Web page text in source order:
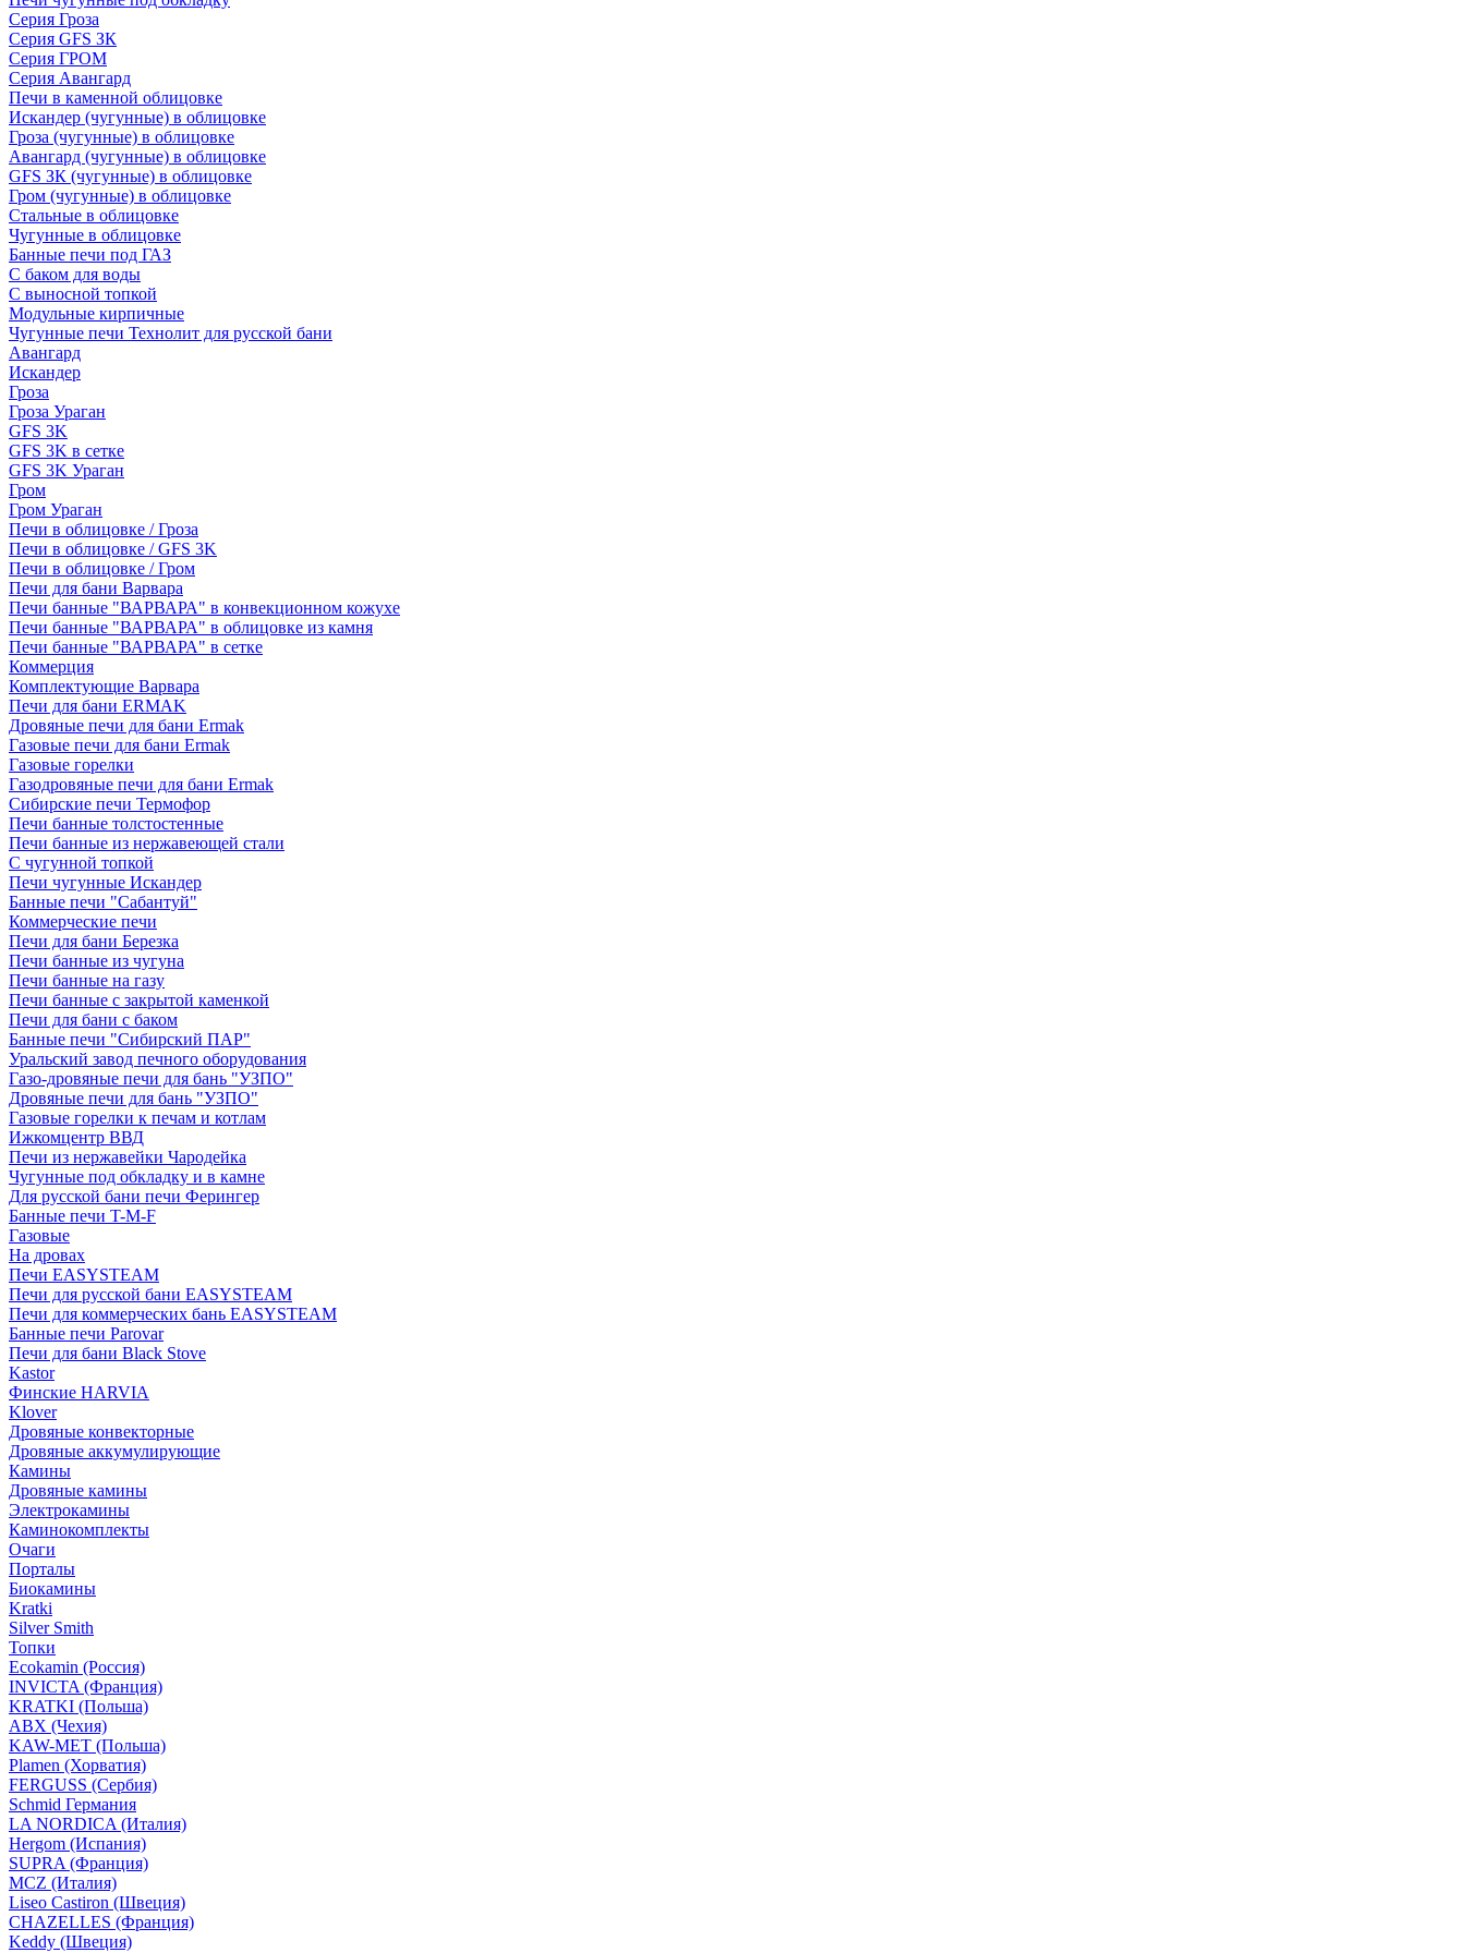
Серия Гроза
Серия GFS ЗК
Серия ГРОМ
Серия Авангард
Печи в каменной облицовке
Искандер (чугунные) в облицовке
Гроза (чугунные) в облицовке
Авангард (чугунные) в облицовке
GFS ЗК (чугунные) в облицовке
Гром (чугунные) в облицовке
Стальные в облицовке
Чугунные в облицовке
Банные печи под ГАЗ
С баком для воды
С выносной топкой
Модульные кирпичные
Чугунные печи Технолит для русской бани
Авангард
Искандер
Гроза
Гроза Ураган
GFS 3K
GFS 3K в сетке
GFS 3K Ураган
Гром
Гром Ураган
Печи в облицовке / Гроза
Печи в облицовке / GFS 3K
Печи в облицовке / Гром
Печи для бани Варвара
Печи банные "ВАРВАРА" в конвекционном кожухе
Печи банные "ВАРВАРА" в облицовке из камня
Печи банные "ВАРВАРА" в сетке
Коммерция
Комплектующие Варвара
Печи для бани ERMAK
Дровяные печи для бани Ermak
Газовые печи для бани Ermak
Газовые горелки
Газодровяные печи для бани Ermak
Сибирские печи Термофор
Печи банные толстостенные
Печи банные из нержавеющей стали
С чугунной топкой
Печи чугунные Искандер
Банные печи "Сабантуй"
Коммерческие печи
Печи для бани Березка
Печи банные из чугуна
Печи банные на газу
Печи банные с закрытой каменкой
Печи для бани с баком
Банные печи "Сибирский ПАР"
Уральский завод печного оборудования
Газо-дровяные печи для бань "УЗПО"
Дровяные печи для бань "УЗПО"
Газовые горелки к печам и котлам
Ижкомцентр ВВД
Печи из нержавейки Чародейка
Чугунные под обкладку и в камне
Для русской бани печи Ферингер
Банные печи T-M-F
Газовые
На дровах
Печи EASYSTEAM
Печи для русской бани EASYSTEAM
Печи для коммерческих бань EASYSTEAM
Банные печи Parovar
Печи для бани Black Stove
Kastor
Финские HARVIA
Klover
Дровяные конвекторные
Дровяные аккумулирующие
Камины
Дровяные камины
Электрокамины
Каминокомплекты
Очаги
Порталы
Биокамины
Kratki
Silver Smith
Топки
Ecokamin (Россия)
INVICTA (Франция)
KRATKI (Польша)
ABX (Чехия)
KAW-MET (Польша)
Plamen (Хорватия)
FERGUSS (Сербия)
Schmid Германия
LA NORDICA (Италия)
Hergom (Испания)
SUPRA (Франция)
MCZ (Италия)
Liseo Castiron (Швеция)
CHAZELLES (Франция)
Keddy (Швеция)